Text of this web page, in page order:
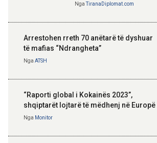
NgaTiranaDiplomat.com
Arrestohen rreth 70 anëtarë të dyshuar
të mafias “Ndrangheta”
Nga ATSH
“Raporti global i Kokainës 2023”,
shqiptarët lojtarë të mëdhenj në Europë
Nga Monitor